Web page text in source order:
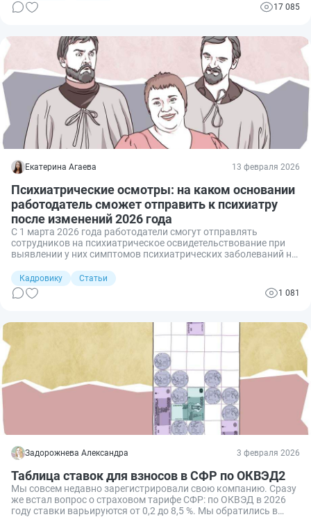
17 085
Екатерина Агаева 13 февраля 2026
Психиатрические осмотры: на каком основании
работодатель сможет отправить к психиатру
после изменений 2026 года
С 1 марта 2026 года работодатели смогут отправлять
сотрудников на психиатрическое освидетельствование при
выявлении у них симптомов психиатрических заболеваний на
Минздрава Михаил Мурашко.
Кадровику
Статьи
1 081
Задорожнева Александра 3 февраля 2026
Таблица ставок для взносов в СФР по ОКВЭД2
Мы совсем недавно зарегистрировали свою компанию. Сразу
же встал вопрос о страховом тарифе СФР: по ОКВЭД в 2026
году ставки варьируются от 0,2 до 8,5 %. Мы обратились в